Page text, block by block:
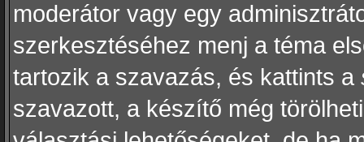
moderátor vagy egy
szerkesztéséhez menj a téma
tartozik a szavazás, és kattints a
szavazott, a készítő még